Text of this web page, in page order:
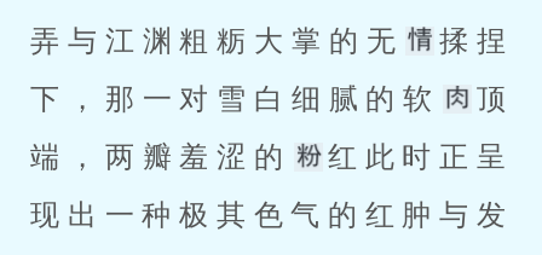
弄与江渊粗粝大掌的无
揉捏
下，那一对雪白细腻的软
顶
端，两瓣羞涩的
红此时正呈
现出一种极其色气的红肿与发